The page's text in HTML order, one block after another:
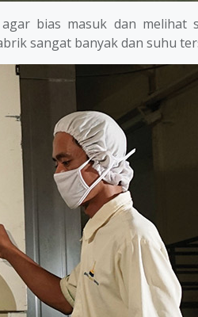
bias masuk dan melihat
sangat banyak dan suhu